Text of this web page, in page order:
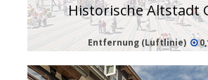
Historische Altstadt
Entfernung (Luftlinie)